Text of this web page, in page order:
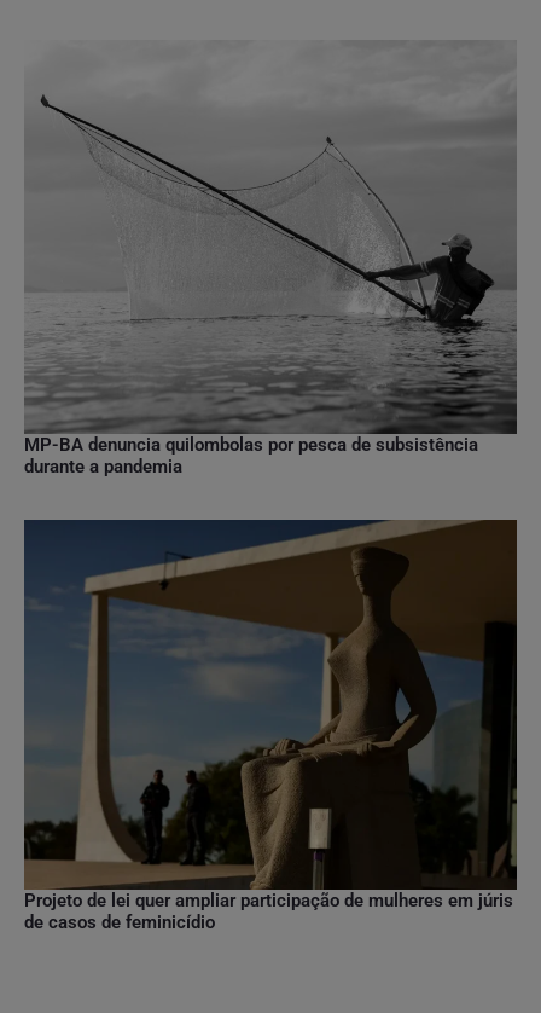
MP-BA denuncia quilombolas por pesca de subsistência
durante a pandemia
Projeto de lei quer ampliar participação de mulheres em júris
de casos de feminicídio